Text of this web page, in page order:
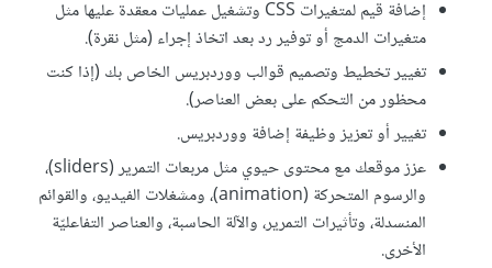
إضافة قيم لمتغيرات CSS وتشغيل عمليات معقدة عليها مثل
متغيرات الدمج أو توفير رد بعد اتخاذ إجراء (مثل نقرة).
تغيير تخطيط وتصميم قوالب ووردبريس الخاص بك (إذا كنت
محظور من التحكم على بعض العناصر).
تغيير أو تعزيز وظيفة إضافة ووردبريس.
عزز موقعك مع محتوى حيوي مثل مربعات التمرير (sliders)،
والرسوم المتحركة (animation)، ومشغلات الفيديو، والقوائم
المنسدلة، وتأثيرات التمرير، والآلة الحاسبة، والعناصر التفاعليّة
الأخرى.